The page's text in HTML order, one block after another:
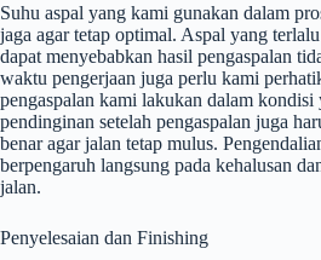
Suhu aspal yang kami gunakan dalam
jaga agar tetap optimal. Aspal yang
dapat menyebabkan hasil pengaspalan
waktu pengerjaan juga perlu kami
pengaspalan kami lakukan dalam kondisi
pendinginan setelah pengaspalan juga
benar agar jalan tetap mulus.
berpengaruh langsung pada kehalusan
jalan.
Penyelesaian dan Finishing